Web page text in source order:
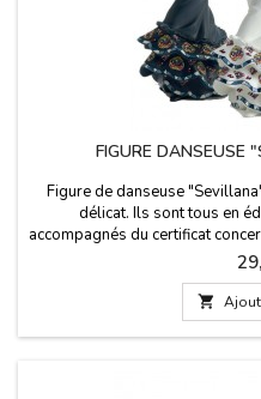
FIGURE DANSEUSE
Figure de danseuse
délicat. Ils sont tous en
accompagnés du certificat
ceux qui ont déjà
